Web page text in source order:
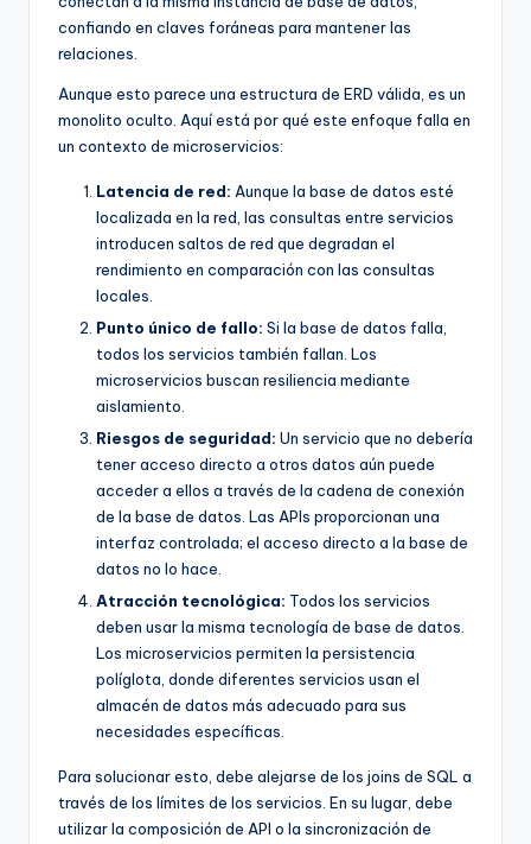
confiando en claves foráneas para mantener las
relaciones.
Aunque esto parece una estructura de ERD válida, es un
monolito oculto. Aquí está por qué este enfoque falla en
un contexto de microservicios:
Latencia de red: Aunque la base de datos esté
localizada en la red, las consultas entre servicios
introducen saltos de red que degradan el
rendimiento en comparación con las consultas
locales.
Punto único de fallo: Si la base de datos falla,
todos los servicios también fallan. Los
microservicios buscan resiliencia mediante
aislamiento.
Riesgos de seguridad: Un servicio que no debería
tener acceso directo a otros datos aún puede
acceder a ellos a través de la cadena de conexión
de la base de datos. Las APIs proporcionan una
interfaz controlada; el acceso directo a la base de
datos no lo hace.
Atracción tecnológica: Todos los servicios
deben usar la misma tecnología de base de datos.
Los microservicios permiten la persistencia
políglota, donde diferentes servicios usan el
almacén de datos más adecuado para sus
necesidades específicas.
Para solucionar esto, debe alejarse de los joins de SQL a
través de los límites de los servicios. En su lugar, debe
utilizar la composición de API o la sincronización de